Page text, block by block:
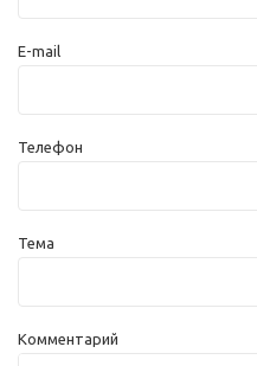
E-mail
Телефон
Тема
Комментарий